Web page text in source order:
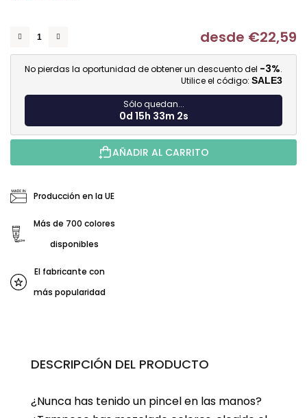
desde €22,59
No pierdas la oportunidad de obtener un descuento del -3%.
Utilice el código: SALE3
Sólo quedan...
0d 15h 33m 2s
AÑADIR AL CARRITO
Producción en la UE
Más de 700 colores
disponibles
El fabricante con
más popularidad
DESCRIPCIÓN DEL PRODUCTO
¿Nunca has tenido un pincel en las manos?